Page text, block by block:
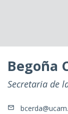
Begoña
Secretaria de